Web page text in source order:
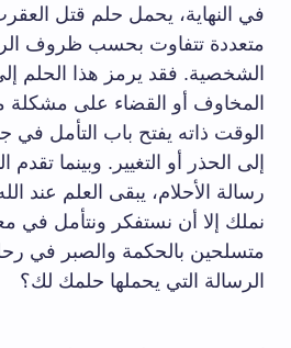
في النهاية، يحمل حلم قتل
متعددة تتفاوت بحسب ظروف
الشخصية. فقد يرمز هذا الحلم
المخاوف أو القضاء على مشكلة
الوقت ذاته يفتح باب التأمل في
إلى الحذر أو التغيير. وبينما
رسالة الأحلام، يبقى العلم عند
نملك إلا أن نستفكر ونتأمل في
متسلحين بالحكمة والصبر في
الرسالة التي يحملها حلمك لك؟